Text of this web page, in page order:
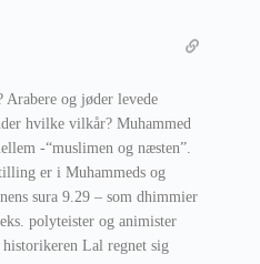
Arabere og jøder levede
hvilke vilkår? Muhammed
-“muslimen og næsten”.
er i Muhammeds og
sura 9.29 – som dhimmier
polyteister og animister
Lal regnet sig